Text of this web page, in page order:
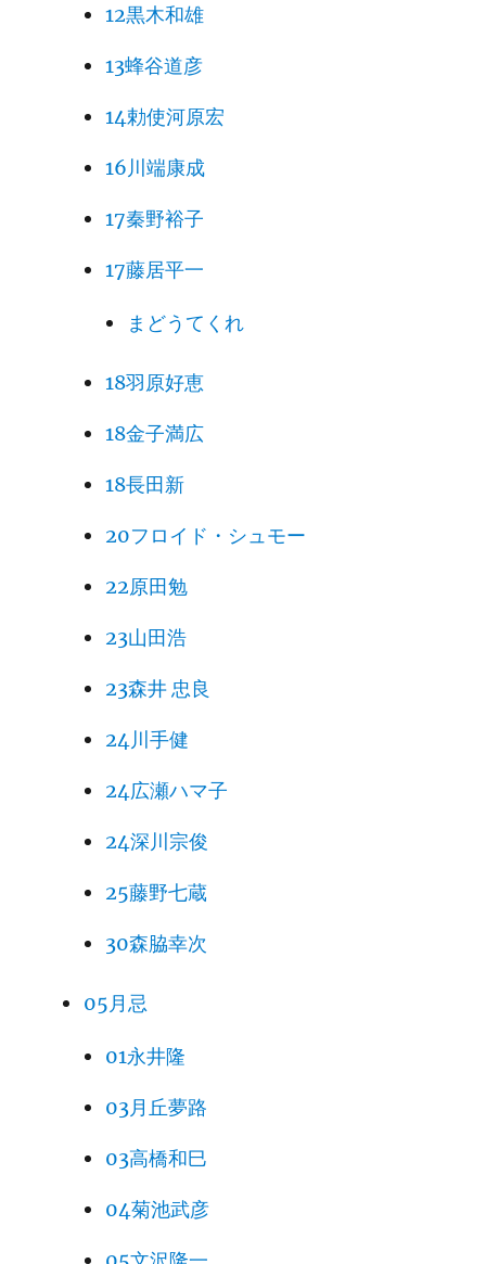
12黒木和雄
13蜂谷道彦
14勅使河原宏
16川端康成
17秦野裕子
17藤居平一
まどうてくれ
18羽原好恵
18金子満広
18長田新
20フロイド・シュモー
22原田勉
23山田浩
23森井 忠良
24川手健
24広瀬ハマ子
24深川宗俊
25藤野七蔵
30森脇幸次
05月忌
01永井隆
03月丘夢路
03高橋和巳
04菊池武彦